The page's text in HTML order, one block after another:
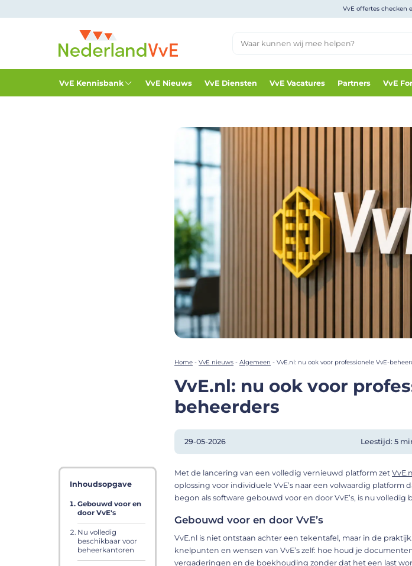
VvE offertes checken
VvE Kennisbank VvE Nieuws VvE Diensten VvE Vacatures Partners VvE
Home - VvE nieuws - Algemeen - VvE.nl: nu ook voor professionele VvE-
VvE.nl: nu ook voor
beheerders
29-05-2026 Leestijd: 5
Inhoudsopgave
Gebouwd voor en
door VvE's
Nu volledig
beschikbaar voor
beheerkantoren
Met de lancering van een volledig vernieuwd platform zet
oplossing voor individuele VvE’s naar een volwaardig
begon als software gebouwd voor en door VvE’s, is nu
Gebouwd voor en door VvE’s
VvE.nl is niet ontstaan achter een tekentafel, maar in de
knelpunten en wensen van VvE’s zelf: hoe houd je
vergaderingen en de boekhouding zonder dat het een last